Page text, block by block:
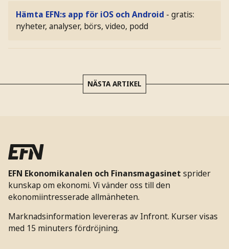
Hämta EFN:s app för iOS och Android - gratis:
nyheter, analyser, börs, video, podd
NÄSTA ARTIKEL
EFN Ekonomikanalen och Finansmagasinet sprider
kunskap om ekonomi. Vi vänder oss till den
ekonomiintresserade allmänheten.
Marknadsinformation levereras av Infront. Kurser visas
med 15 minuters fördröjning.